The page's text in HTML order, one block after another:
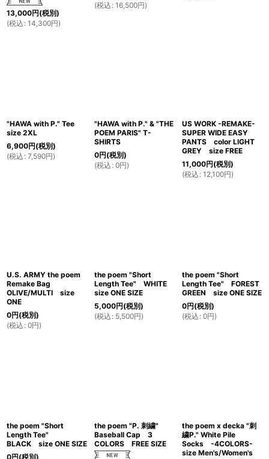
13,000円(税別)
(税込 : 14,300円)
(税込 : 16,500円)
"HAWA with P." Tee
size 2XL
6,900円(税別)
(税込 : 7,590円)
"HAWA with P." & "THE
POEM PARIS" T-
SHIRTS
0円(税別)
(税込 : 0円)
US WORK -REMAKE-
SUPER WIDE EASY
PANTS color LIGHT
GREY size FREE
11,000円(税別)
(税込 : 12,100円)
U.S. ARMY the poem
Remake Bag
OLIVE/MULTI size
ONE
0円(税別)
(税込 : 0円)
the poem "Short
Length Tee" WHITE
size ONE SIZE
5,000円(税別)
(税込 : 5,500円)
the poem "Short
Length Tee" FOREST
GREEN size ONE SIZE
0円(税別)
(税込 : 0円)
the poem "Short
Length Tee"
BLACK size ONE SIZE
0円(税別)
the poem "P. 刺繍"
Baseball Cap 3
COLORS FREE SIZE
the poem x decka "刺
繍P." White Pile
Socks -4COLORS-
size Men's/Women's